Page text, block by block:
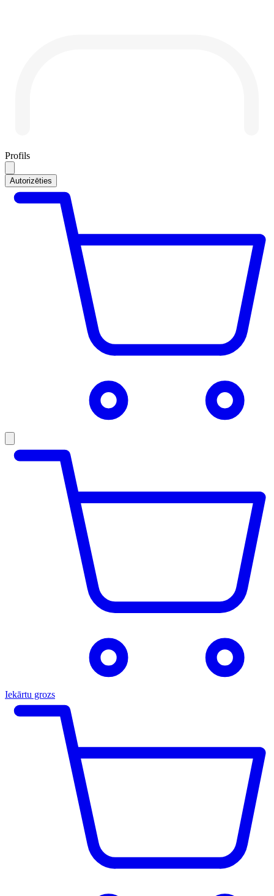
Profils
Autorizēties
Iekārtu grozs